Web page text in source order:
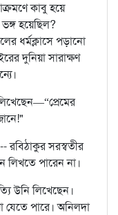
কাবু হয়ে
হয়েছিল?
ধর্মক্লাসে পড়ানো
দুনিয়া সারাক্ষণ
রবিঠাকুর সরস্বতীর
লিখতে পারেন না।
উনি লিখেছেন।
যেতে পারে। অনিলদা